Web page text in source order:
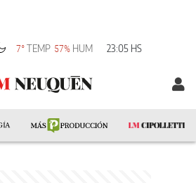
7°TEMP 57% HUM 23:05 HS